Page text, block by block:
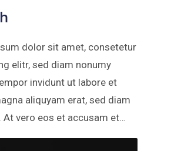
dolor sit amet, consetetur
elitr, sed diam nonumy
invidunt ut labore et
aliquyam erat, sed diam
At vero eos et accusam et…